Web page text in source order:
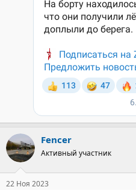
Fencer
Активный участник
22 Ноя 2023